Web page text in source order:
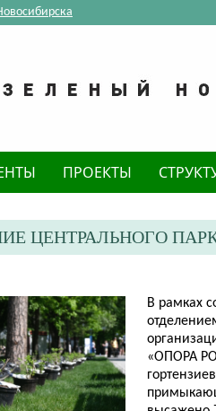
ПРОЕКТЫ
ЦЕНТРАЛЬНОГО
В рамках
«ОПОРА